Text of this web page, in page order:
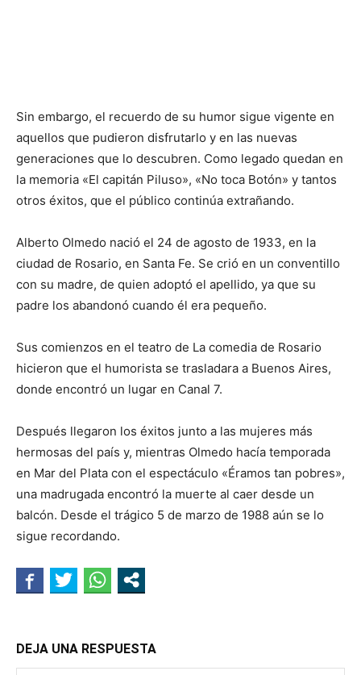
Sin embargo, el recuerdo de su humor sigue vigente en
aquellos que pudieron disfrutarlo y en las nuevas
generaciones que lo descubren. Como legado quedan en
la memoria «El capitán Piluso», «No toca Botón» y tantos
otros éxitos, que el público continúa extrañando.
Alberto Olmedo nació el 24 de agosto de 1933, en la
ciudad de Rosario, en Santa Fe. Se crió en un conventillo
con su madre, de quien adoptó el apellido, ya que su
padre los abandonó cuando él era pequeño.
Sus comienzos en el teatro de La comedia de Rosario
hicieron que el humorista se trasladara a Buenos Aires,
donde encontró un lugar en Canal 7.
Después llegaron los éxitos junto a las mujeres más
hermosas del país y, mientras Olmedo hacía temporada
en Mar del Plata con el espectáculo «Éramos tan pobres»,
una madrugada encontró la muerte al caer desde un
balcón. Desde el trágico 5 de marzo de 1988 aún se lo
sigue recordando.
DEJA UNA RESPUESTA